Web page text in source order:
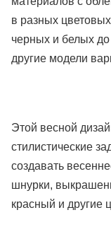
в разных
черных и белых
другие модели
Этой весной
стилистические
создавать
шнурки,
красный и другие